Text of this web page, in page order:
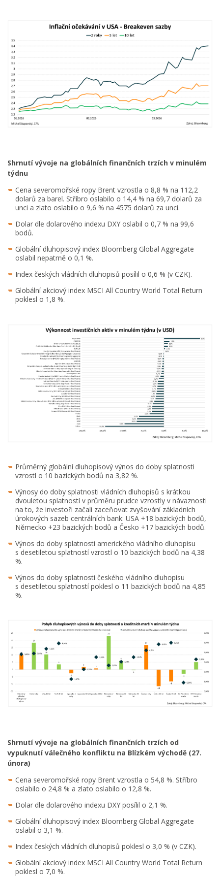
Shrnutí vývoje na globálních finančních trzích v minulém
týdnu
Cena severomořské ropy Brent vzrostla o 8,8 % na 112,2
dolarů za barel. Stříbro oslabilo o 14,4 % na 69,7 dolarů za
unci a zlato oslabilo o 9,6 % na 4575 dolarů za unci.
Dolar dle dolarového indexu DXY oslabil o 0,7 % na 99,6
bodů.
Globální dluhopisový index Bloomberg Global Aggregate
oslabil nepatrně o 0,1 %.
Index českých vládních dluhopisů posílil o 0,6 % (v CZK).
Globální akciový index MSCI All Country World Total Return
poklesl o 1,8 %.
Průměrný globální dluhopisový výnos do doby splatnosti
vzrostl o 10 bazických bodů na 3,82 %.
Výnosy do doby splatnosti vládních dluhopisů s krátkou
dvouletou splatností v průměru prudce vzrostly v návaznosti
na to, že investoři začali zaceňovat zvyšování základních
úrokových sazeb centrálních bank: USA +18 bazických bodů,
Německo +23 bazických bodů a Česko +17 bazických bodů.
Výnos do doby splatnosti amerického vládního dluhopisu
s desetiletou splatností vzrostl o 10 bazických bodů na 4,38
%.
Výnos do doby splatnosti českého vládního dluhopisu
s desetiletou splatností poklesl o 11 bazických bodů na 4,85
%.
Shrnutí vývoje na globálních finančních trzích od
vypuknutí válečného konfliktu na Blízkém východě (27.
února)
Cena severomořské ropy Brent vzrostla o 54,8 %. Stříbro
oslabilo o 24,8 % a zlato oslabilo o 12,8 %.
Dolar dle dolarového indexu DXY posílil o 2,1 %.
Globální dluhopisový index Bloomberg Global Aggregate
oslabil o 3,1 %.
Index českých vládních dluhopisů poklesl o 3,0 % (v CZK).
Globální akciový index MSCI All Country World Total Return
poklesl o 7,0 %.